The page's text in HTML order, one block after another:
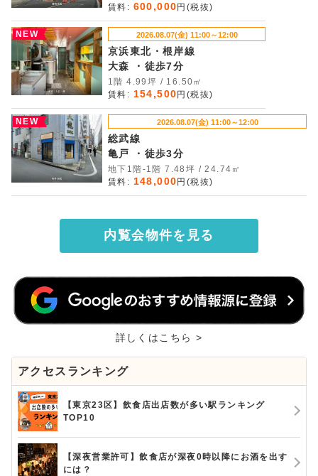
賃料: 600,000円(税抜)
NEW 2026.08.07(金) 11:00～12:00
京浜東北・根岸線
大森 ・徒歩7分
1階 4.99坪 / 16.50㎡
賃料: 154,500円(税抜)
NEW 2026.08.07(金) 11:00～12:00
総武線
亀戸 ・徒歩3分
地下1階-1階 7.48坪 / 24.74㎡
賃料: 148,000円(税抜)
内覧会物件を見る
詳しくはこちら >
アクセスランキング
【東京23区】飲食店出店数が多い駅ランキング
TOP10
【深夜営業許可】飲食店が深夜0時以降にお酒を出す
には？